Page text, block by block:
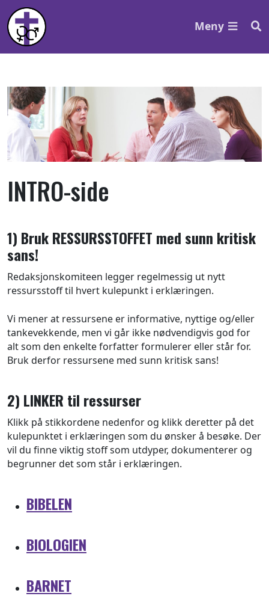
Meny
INTRO-side
1) Bruk RESSURSSTOFFET med sunn kritisk
sans!
Redaksjonskomiteen legger regelmessig ut nytt
ressursstoff til hvert kulepunkt i erklæringen.
Vi mener at ressursene er informative, nyttige og/eller
tankevekkende, men vi går ikke nødvendigvis god for
alt som den enkelte forfatter formulerer eller står for.
Bruk derfor ressursene med sunn kritisk sans!
2) LINKER til ressurser
Klikk på stikkordene nedenfor og klikk deretter på det
kulepunktet i erklæringen som du ønsker å besøke. Der
vil du finne viktig stoff som utdyper, dokumenterer og
begrunner det som står i erklæringen.
BIBELEN
BIOLOGIEN
BARNET